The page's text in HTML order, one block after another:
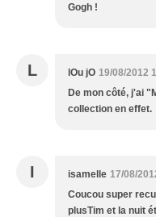
Gogh !
L lOu jO 19/08/2012
De mon côté, j'ai
collection en effet.
I isamelle 17/08/
Coucou super
plusTim et la nuit